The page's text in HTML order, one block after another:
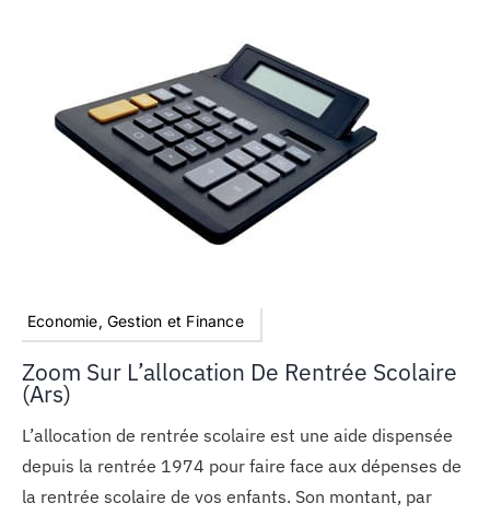
Economie, Gestion et Finance
Zoom Sur L’allocation De Rentrée Scolaire
(Ars)
L’allocation de rentrée scolaire est une aide dispensée
depuis la rentrée 1974 pour faire face aux dépenses de
la rentrée scolaire de vos enfants. Son montant, par